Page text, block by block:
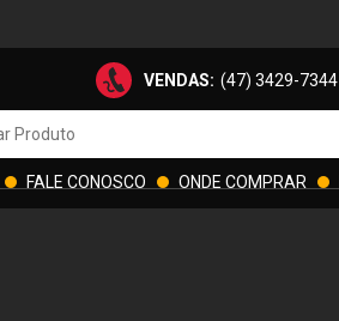
VENDAS: (47) 3429-7344
FALE CONOSCO ONDE COMPRAR